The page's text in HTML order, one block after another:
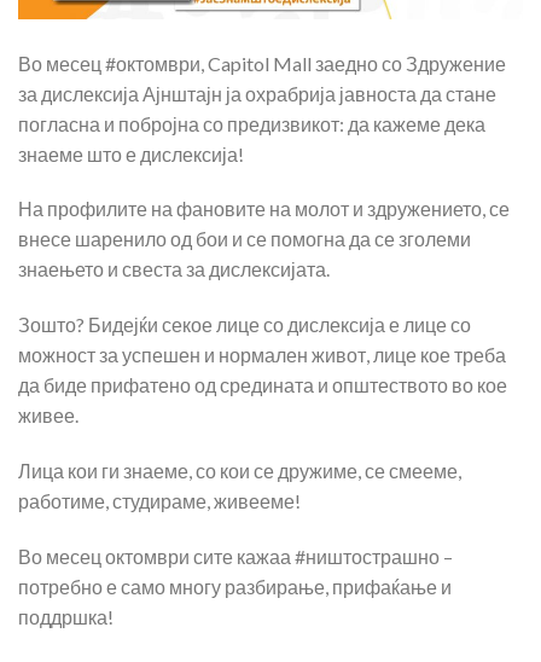
Во месец #октомври, Capitol Mall заедно со Здружение
за дислексија Ајнштајн ја охрабрија јавноста да стане
погласна и побројна со предизвикот: да кажеме дека
знаеме што е дислексија!
На профилите на фановите на молот и здружението, се
внесе шаренило од бои и се помогна да се зголеми
знаењето и свеста за дислексијата.
Зошто? Бидејќи секое лице со дислексија е лице со
можност за успешен и нормален живот, лице кое треба
да биде прифатено од средината и општеството во кое
живее.
Лица кои ги знаеме, со кои се дружиме, се смееме,
работиме, студираме, живееме!
Во месец октомври сите кажаа #ништострашно –
потребно е само многу разбирање, прифаќање и
поддршка!